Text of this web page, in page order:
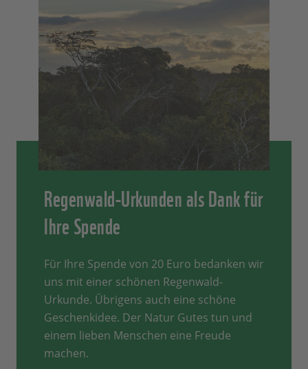
Regenwald-Urkunden als Dank für
Ihre Spende
Für Ihre Spende von 20 Euro bedanken wir
uns mit einer schönen Regenwald-
Urkunde. Übrigens auch eine schöne
Geschenkidee. Der Natur Gutes tun und
einem lieben Menschen eine Freude
machen.